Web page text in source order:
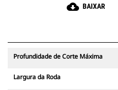
cloud_download BAIXAR
Profundidade de Corte Máxima
Largura da Roda